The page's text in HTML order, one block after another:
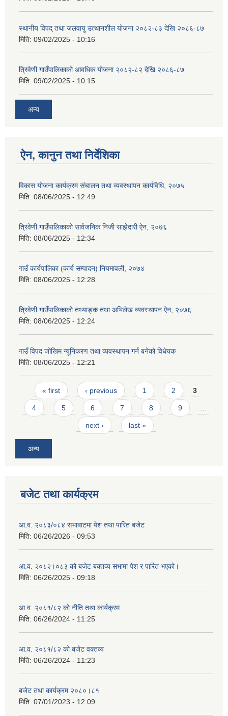
स्थानीय विपद् तथा जलवायु उत्थानशील योजना २०८२-८३ देखि २०८६-८७
मिति: 09/02/2025 - 10:16
त्रिवेणी गाउँपालिकाको आवधिक योजना २०८२-८२ देखि २०८६-८७
मिति: 09/02/2025 - 10:15
अन्य
ऐन, कानुन तथा निर्देशिका
विकास योजना कार्यक्रम संचालन तथा व्यवस्थापन कार्यविधि, २०७५
मिति: 08/06/2025 - 12:49
त्रिवेणी गाउँपालिकाको सार्वजनिक निजी साझेदारी ऐन, २०७६
मिति: 08/06/2025 - 12:34
गाउँ कार्यपालिका (कार्य सम्पादन) नियमावली, २०७४
मिति: 08/06/2025 - 12:28
त्रिवेणी गाउँपालिकाको तथ्याङ्क तथा अभिलेख व्यवस्थापन ऐन, २०७६
मिति: 08/06/2025 - 12:24
गाउँ विपद जोखिम न्यूनिकरण तथा व्यवस्थापन गर्न बनेको विधेयक
मिति: 08/06/2025 - 12:21
Pages
« first ‹ previous 1 2 3
4 5 6 7 8 9
next › last »
अन्य
बजेट तथा कार्यक्रम
आ.व. २०८३/०८४ सभाबाटमा पेश तथा पारित बजेट
मिति: 06/26/2026 - 09:53
आ‍.व. २०८२।०८३ को बजेट बक्तव्य सभामा पेश र पारित भएको।
मिति: 06/26/2025 - 09:18
आ.व. २०८१/८२ को नीति तथा कार्यक्रम
मिति: 06/26/2024 - 11:25
आ.व. २०८१/८२ को बजेट वक्तव्य
मिति: 06/26/2024 - 11:23
बजेट तथा कार्यक्रम २०८०।८१
मिति: 07/01/2023 - 12:09